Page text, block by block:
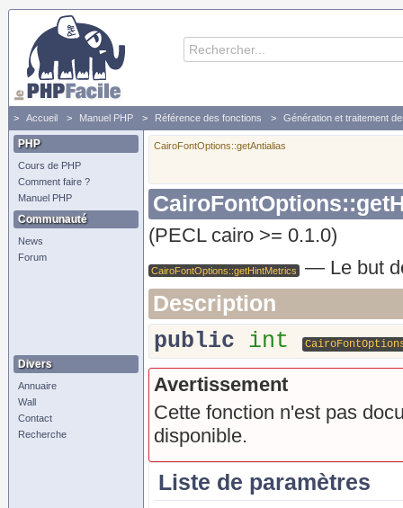
Accueil Manuel PHP Référence des fonctions Génération et traitement
PHP
Cours de PHP
Comment faire ?
Manuel PHP
Communauté
News
Forum
Divers
Annuaire
Wall
Contact
Recherche
CairoFontOptions::getAntialias
(PECL cairo >= 0.1.0)
CairoFontOptions::getHintMetrics — Le but
Description
public
int
Avertissement
Cette fonction n'est pas
disponible.
Liste de paramètres